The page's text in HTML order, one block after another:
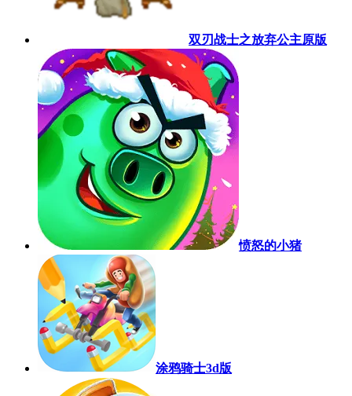
双刃战士之放弃公主原版
愤怒的小猪
涂鸦骑士3d版